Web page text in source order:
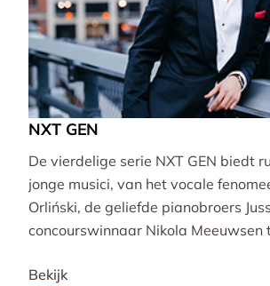
NXT GEN
De vierdelige serie NXT GEN biedt
jonge musici, van het vocale
Orliński, de geliefde pianobroers
concourswinnaar Nikola Meeuwsen
programma’s van barok tot
Bekijk